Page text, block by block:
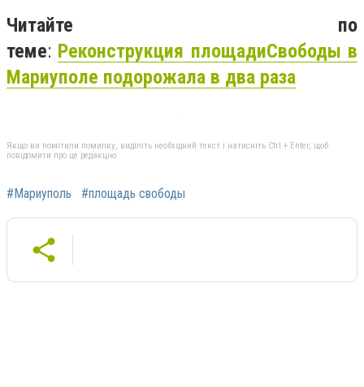
Читайте по
теме: Реконструкция площадиСвободы в
Мариуполе подорожала в два раза
Якщо ви помітили помилку, виділіть необхідний текст і натисніть Ctrl + Enter, щоб
повідомити про це редакцію
#Мариуполь #площадь свободы